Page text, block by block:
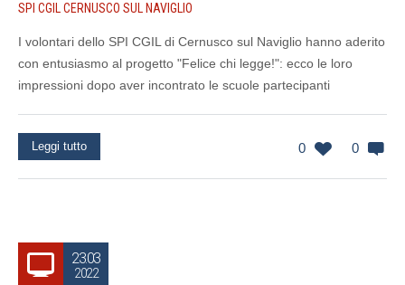
SPI CGIL CERNUSCO SUL NAVIGLIO
I volontari dello SPI CGIL di Cernusco sul Naviglio hanno aderito
con entusiasmo al progetto "Felice chi legge!": ecco le loro
impressioni dopo aver incontrato le scuole partecipanti
0 0
Leggi tutto
23.03
2022